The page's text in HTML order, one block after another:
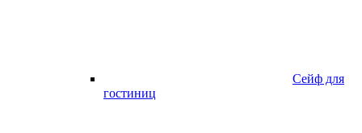
Сейф для
гостиниц